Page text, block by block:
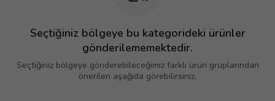
Seçtiğiniz bölgeye bu kategorideki ürünler
gönderilememektedir.
Seçtiğiniz bölgeye gönderebileceğimiz farklı ürün gruplarından
önerileri aşağıda görebilirsiniz.